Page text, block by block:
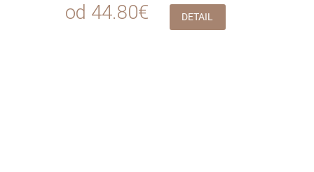
od 44.80€ DETAIL